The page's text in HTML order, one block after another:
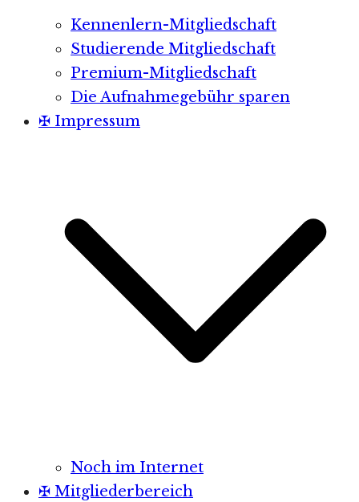
Kennenlern-Mitgliedschaft
Studierende Mitgliedschaft
Premium-Mitgliedschaft
Die Aufnahmegebühr sparen
✠ Impressum
Noch im Internet
✠ Mitgliederbereich